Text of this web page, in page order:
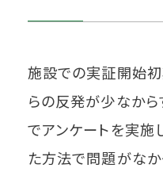
施設での実証開始
らの反発が少なから
でアンケートを実施
た方法で問題がなか